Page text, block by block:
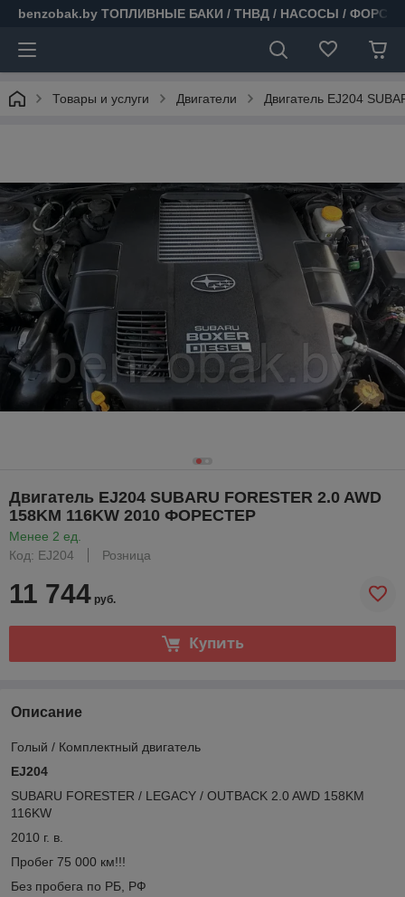
benzobak.by ТОПЛИВНЫЕ БАКИ / ТНВД / НАСОСЫ /
Товары и услуги Двигатели Двигатель EJ204
Двигатель EJ204 SUBARU FORESTER 2.0 AWD
158KM 116KW 2010 ФОРЕСТЕР
Менее 2 ед.
Код: EJ204
Розница
11 744 руб.
Купить
Описание
Голый / Комплектный двигатель
EJ204
SUBARU FORESTER / LEGACY / OUTBACK 2.0 AWD 158KM
116KW
2010 г. в.
Пробег 75 000 км!!!
Без пробега по РБ, РФ